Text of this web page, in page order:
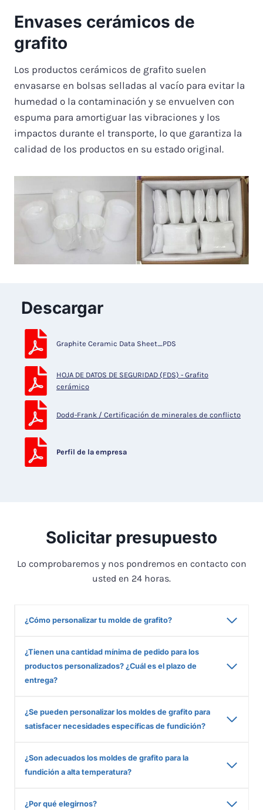
Envases cerámicos de
grafito
Los productos cerámicos de grafito suelen
envasarse en bolsas selladas al vacío para evitar la
humedad o la contaminación y se envuelven con
espuma para amortiguar las vibraciones y los
impactos durante el transporte, lo que garantiza la
calidad de los productos en su estado original.
Descargar
Graphite Ceramic Data Sheet_PDS
HOJA DE DATOS DE SEGURIDAD (FDS) - Grafito
cerámico
Dodd-Frank / Certificación de minerales de conflicto
Perfil de la empresa
Solicitar presupuesto
Lo comprobaremos y nos pondremos en contacto con
usted en 24 horas.
¿Cómo personalizar tu molde de grafito?
¿Tienen una cantidad mínima de pedido para los
productos personalizados? ¿Cuál es el plazo de
entrega?
¿Se pueden personalizar los moldes de grafito para
satisfacer necesidades específicas de fundición?
¿Son adecuados los moldes de grafito para la
fundición a alta temperatura?
¿Por qué elegirnos?